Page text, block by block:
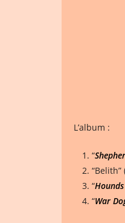
L’album :
“
“Belith”
“
“War